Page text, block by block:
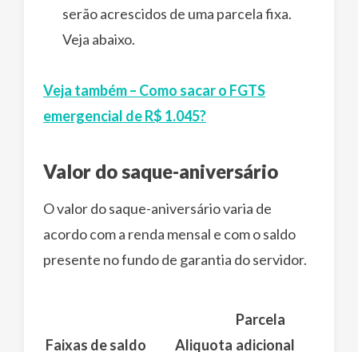
serão acrescidos de uma parcela fixa.
Veja abaixo.
Veja também – Como sacar o FGTS
emergencial de R$ 1.045?
Valor do saque-aniversário
O valor do saque-aniversário varia de
acordo com a renda mensal e com o saldo
presente no fundo de garantia do servidor.
Faixas de saldo Aliquota
Parcela
adicional